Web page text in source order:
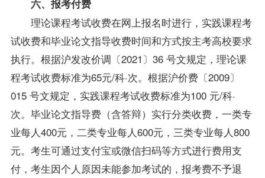
六、报考付费
理论课程考试收费在网上报名时进行，实践课程考
试收费和毕业论文指导收费时间和方式按主考高校要求
执行。根据沪发改价调〔2021〕36 号文规定，理论课
程考试收费标准为65元/科·次。根据沪价费〔2009〕
015 号文规定，实践课程考试收费标准为100 元/科·
次。毕业论文指导费（含答辩）实行分类收费，一类专
业每人400元，二类专业每人600元，三类专业每人800
元。考生可通过支付宝或微信扫码等方式进行费用支
付，考生因个人原因未能参加考试的，报考费不予退